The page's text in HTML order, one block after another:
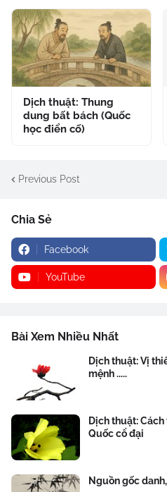
Dịch thuật: Thung
dung bất bách (Quốc
học điển cố)
Previous Post
Chia Sẻ
Facebook
YouTube
Bài Xem Nhiều Nhất
Dịch thuật: Vị
mệnh .....
Dịch thuật:
Quốc cổ đại
Nguồn gốc